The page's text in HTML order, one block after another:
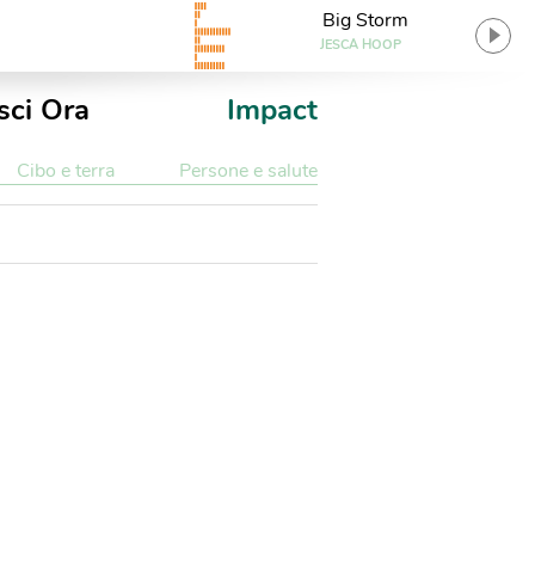
Big Storm
JESCA HOOP
Ora Impact
Cibo e terra Persone e salute